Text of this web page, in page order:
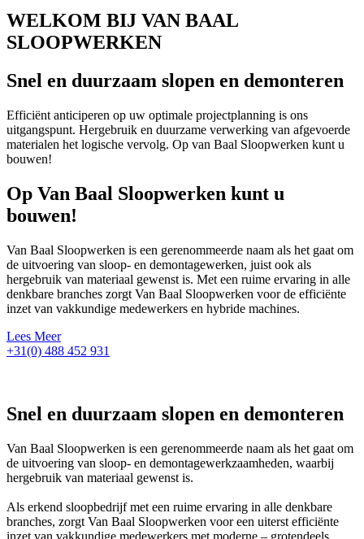
WELKOM BIJ VAN BAAL
SLOOPWERKEN
Snel en duurzaam slopen en demonteren
Efficiënt anticiperen op uw optimale projectplanning is ons
uitgangspunt. Hergebruik en duurzame verwerking van afgevoerde
materialen het logische vervolg. Op van Baal Sloopwerken kunt u
bouwen!
Op Van Baal Sloopwerken kunt u
bouwen!
Van Baal Sloopwerken is een gerenommeerde naam als het gaat om
de uitvoering van sloop- en demontagewerken, juist ook als
hergebruik van materiaal gewenst is. Met een ruime ervaring in alle
denkbare branches zorgt Van Baal Sloopwerken voor de efficiënte
inzet van vakkundige medewerkers en hybride machines.
Lees Meer
+31(0) 488 452 931
Snel en duurzaam slopen en demonteren
Van Baal Sloopwerken is een gerenommeerde naam als het gaat om
de uitvoering van sloop- en demontagewerkzaamheden, waarbij
hergebruik van materiaal gewenst is.
Als erkend sloopbedrijf met een ruime ervaring in alle denkbare
branches, zorgt Van Baal Sloopwerken voor een uiterst efficiënte